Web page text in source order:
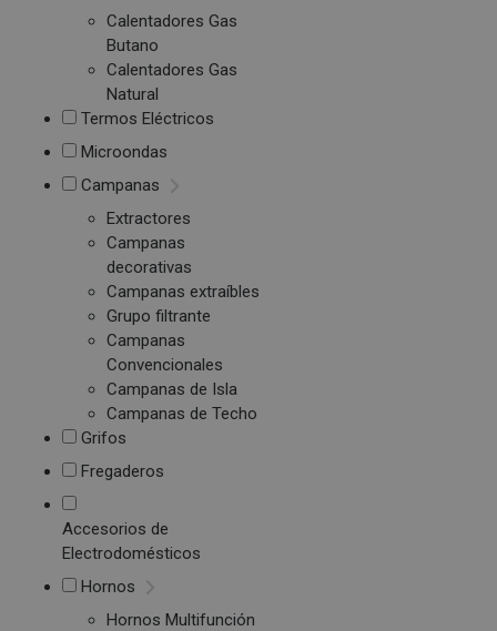
Calentadores Gas
Butano
Calentadores Gas
Natural
Termos Eléctricos
Microondas
Campanas
Extractores
Campanas
decorativas
Campanas extraíbles
Grupo filtrante
Campanas
Convencionales
Campanas de Isla
Campanas de Techo
Grifos
Fregaderos
Accesorios de
Electrodomésticos
Hornos
Hornos Multifunción